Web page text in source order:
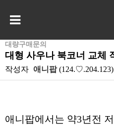
대량구매문의
대형 사우나 북코너 교체
작성자 애니팝(124.♡.204.123)
애니팝에서는 약3년전